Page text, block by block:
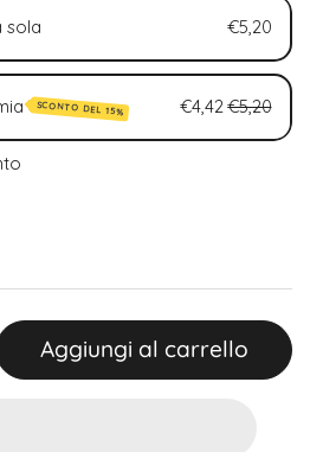
sola €5,20
SCONTO DEL 15% €4,42 €5,20
(15% di sconto)
(15% di sconto)
Aggiungi al carrello